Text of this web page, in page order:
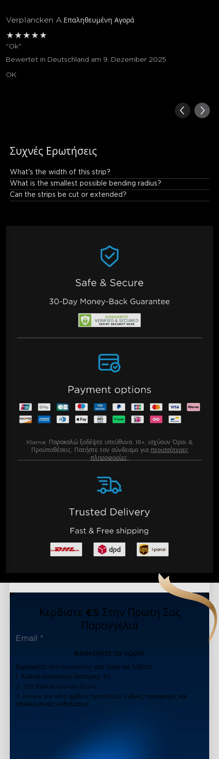
Verplancken A. Επαληθευμένη Αγορά
★ ★ ★ ★ ★
"Ok"
Bewertet in Deutschland am 9. Dezember 2025
OK
Συχνές Ερωτήσεις
What's the width of this strip?
8mm.
What is the smallest possible bending radius?
Can the strips be cut or extended?
Klarna: Παρακαλώ ξοδέψτε υπεύθυνα. 18+, ισχύουν Όροι &
Προϋποθέσεις. Πατήστε τον σύνδεσμο για περισσότερες
πληροφορίες.
Κερδιστε €5 Στην Πρωτη Σας
Παραγγελια
Αποκτήστε το τώρα!
Εγγραφείτε στο newsletter μας τώρα και λάβετε:
1. Κωδικό κουπονιού έκπτωσης €5
2. 100 πόντοι Govee Store
3. Emails για νέες αφίξεις προϊόντων, ειδικές προσφορές και
αποκλειστικές εκδηλώσεις